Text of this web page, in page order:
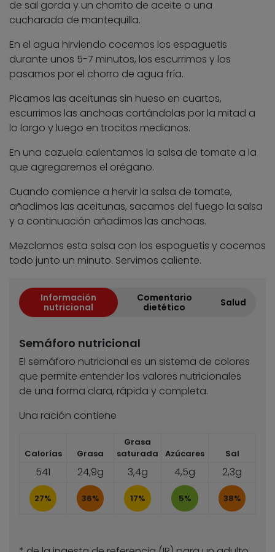
de sal gorda y un chorrito de aceite o una
cucharada de mantequilla.
En el agua hirviendo cocemos los espaguetis
durante unos 5-7 minutos, los escurrimos y los
pasamos por el chorro de agua fría.
Picamos las aceitunas sin hueso en cuartos,
escurrimos las anchoas cortándolas por la mitad a
lo largo y luego en trocitos medianos.
En una cazuela calentamos la salsa de tomate a la
que agregaremos el orégano.
Cuando comience a hervir la salsa de tomate,
añadimos las aceitunas, sacamos del fuego la salsa
y a continuación añadimos las anchoas.
Mezclamos esta salsa con los espaguetis y cocemos
todo junto un minuto. Servimos caliente.
Información
nutricional
Comentario
dietético
Salud
Semáforo nutricional
El semáforo nutricional es un sistema de colores
que permite entender los valores nutricionales
de una forma clara, rápida y completa.
Una ración contiene
Calorías Grasa
Grasa
saturada
Azúcares Sal
541 24,9g 3,4g 4,5g 2,3g
27% 36% 17% 5% 38%